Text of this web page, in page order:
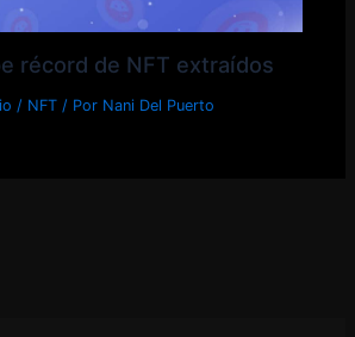
récord de NFT extraídos
/ NFT / Por Nani Del Puerto